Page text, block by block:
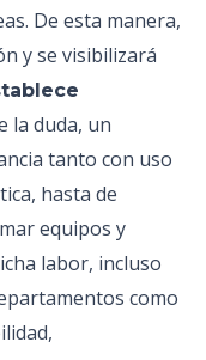
De esta manera,
y se visibilizará
la duda, un
tanto con uso
hasta de
equipos y
labor, incluso
como